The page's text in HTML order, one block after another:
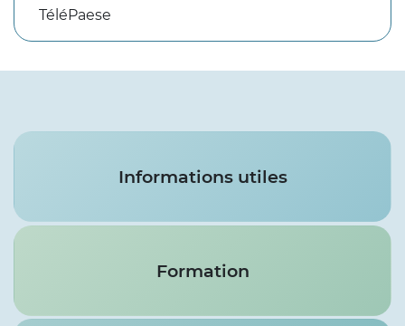
TéléPaese
Services
Informations utiles
Formation